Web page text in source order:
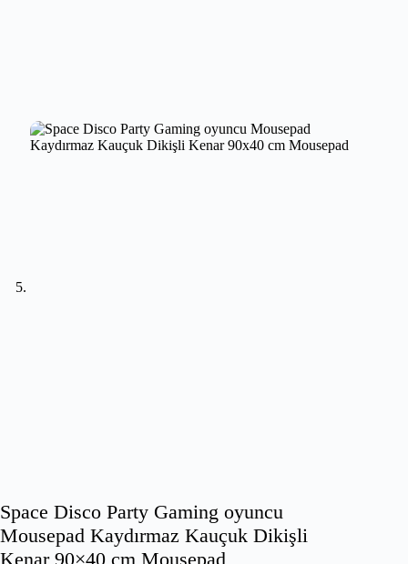
Space Disco Party Gaming oyuncu
Mousepad Kaydırmaz Kauçuk Dikişli
Kenar 90×40 cm Mousepad